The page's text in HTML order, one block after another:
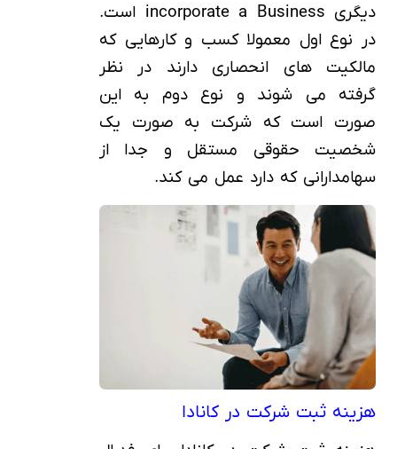
دیگری incorporate a Business است.
در نوع اول معمولا کسب و کارهایی که
مالکیت های انحصاری دارند در نظر
گرفته می شوند و نوع دوم به این
صورت است که شرکت به صورت یک
شخصیت حقوقی مستقل و جدا از
سهامدارانی که دارد عمل می کند.
هزینه ثبت شرکت در کانادا